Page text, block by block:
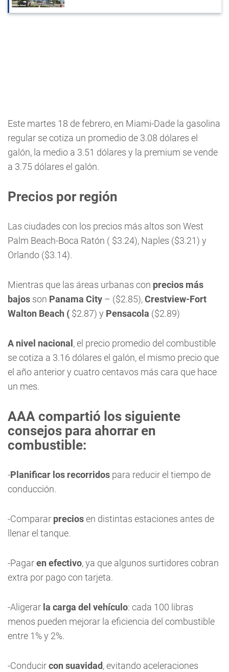
Este martes 18 de febrero, en Miami-Dade la gasolina
regular se cotiza un promedio de 3.08 dólares el
galón, la medio a 3.51 dólares y la premium se vende
a 3.75 dólares el galón.
Precios por región
Las ciudades con los precios más altos son West
Palm Beach-Boca Ratón ( $3.24), Naples ($3.21) y
Orlando ($3.14).
Mientras que las áreas urbanas con precios más
bajos son Panama City – ($2.85),Crestview-Fort
Walton Beach ( $2.87) y Pensacola ($2.89)
A nivel nacional, el precio promedio del combustible
se cotiza a 3.16 dólares el galón, el mismo precio que
el año anterior y cuatro centavos más cara que hace
un mes.
AAA compartió los siguiente
consejos para ahorrar en
combustible:
-Planificar los recorridos para reducir el tiempo de
conducción.
-Comparar preciosen distintas estaciones antes de
llenar el tanque.
-Pagaren efectivo, ya que algunos surtidores cobran
extra por pago con tarjeta.
-Aligerar la carga del vehículo: cada 100 libras
menos pueden mejorar la eficiencia del combustible
entre 1% y 2%.
-Conducircon suavidad, evitando aceleraciones